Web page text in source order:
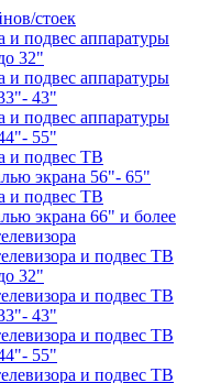
стоек
подвес аппаратуры
32"
подвес аппаратуры
43"
подвес аппаратуры
55"
и подвес ТВ
экрана 56"- 65"
и подвес ТВ
экрана 66" и более
и подвес ТВ
32"
и подвес ТВ
43"
и подвес ТВ
55"
и подвес ТВ